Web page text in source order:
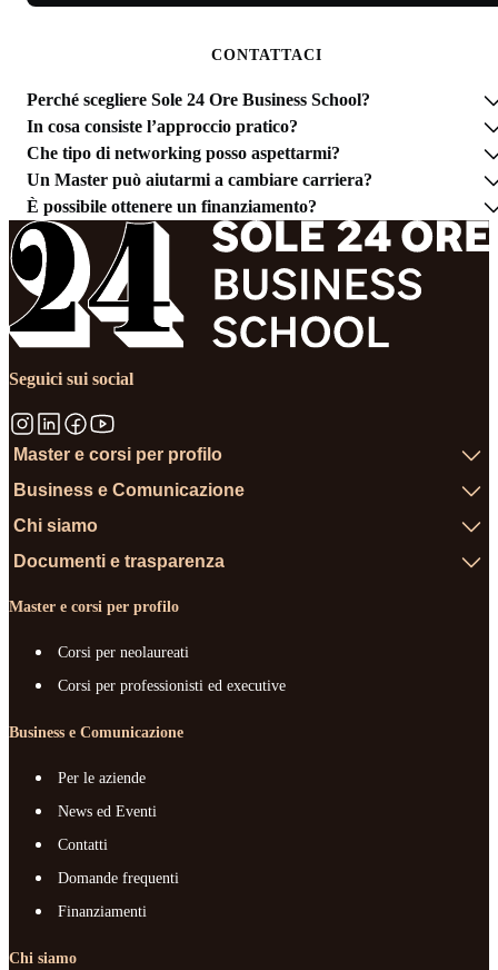
CONTATTACI
Perché scegliere Sole 24 Ore Business School?
In cosa consiste l’approccio pratico?
Che tipo di networking posso aspettarmi?
Un Master può aiutarmi a cambiare carriera?
È possibile ottenere un finanziamento?
Seguici sui social
Master e corsi per profilo
Business e Comunicazione
Chi siamo
Documenti e trasparenza
Master e corsi per profilo
Corsi per neolaureati
Corsi per professionisti ed executive
Business e Comunicazione
Per le aziende
News ed Eventi
Contatti
Domande frequenti
Finanziamenti
Chi siamo